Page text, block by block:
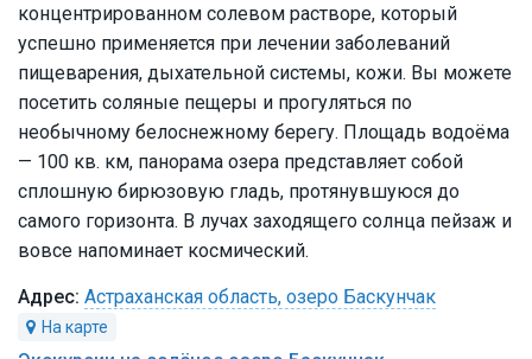
концентрированном солевом растворе, который
успешно применяется при лечении заболеваний
пищеварения, дыхательной системы, кожи. Вы можете
посетить соляные пещеры и прогуляться по
необычному белоснежному берегу. Площадь водоёма
— 100 кв. км, панорама озера представляет собой
сплошную бирюзовую гладь, протянувшуюся до
самого горизонта. В лучах заходящего солнца пейзаж и
вовсе напоминает космический.
Астраханская область, озеро Баскунчак